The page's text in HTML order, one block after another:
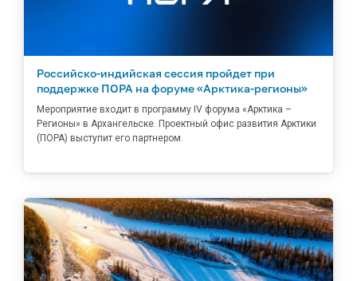
Российско-индийская сессия пройдет при
поддержке ПОРА на форуме «Арктика-регионы»
Мероприятие входит в программу IV форума «Арктика –
Регионы» в Архангельске. Проектный офис развития Арктики
(ПОРА) выступит его партнером.